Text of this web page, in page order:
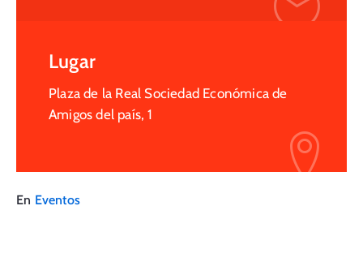
Lugar
Plaza de la Real Sociedad Económica de
Amigos del país, 1
En Eventos